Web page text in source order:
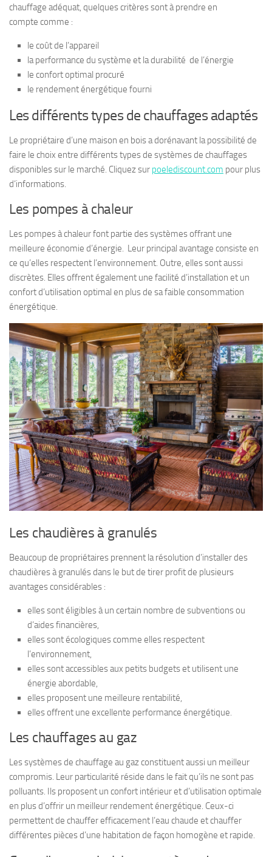
chauffage adéquat, quelques critères sont à prendre en
compte comme :
le coût de l’appareil
la performance du système et la durabilité de l’énergie
le confort optimal procuré
le rendement énergétique fourni
Les différents types de chauffages adaptés
Le propriétaire d’une maison en bois a dorénavant la possibilité de
faire le choix entre différents types de systèmes de chauffages
disponibles sur le marché. Cliquez sur poelediscount.com pour plus
d’informations.
Les pompes à chaleur
Les pompes à chaleur font partie des systèmes offrant une
meilleure économie d’énergie. Leur principal avantage consiste en
ce qu’elles respectent l’environnement. Outre, elles sont aussi
discrètes. Elles offrent également une facilité d’installation et un
confort d’utilisation optimal en plus de sa faible consommation
énergétique.
Les chaudières à granulés
Beaucoup de propriétaires prennent la résolution d’installer des
chaudières à granulés dans le but de tirer profit de plusieurs
avantages considérables :
elles sont éligibles à un certain nombre de subventions ou
d’aides financières,
elles sont écologiques comme elles respectent
l’environnement,
elles sont accessibles aux petits budgets et utilisent une
énergie abordable,
elles proposent une meilleure rentabilité,
elles offrent une excellente performance énergétique.
Les chauffages au gaz
Les systèmes de chauffage au gaz constituent aussi un meilleur
compromis. Leur particularité réside dans le fait qu’ils ne sont pas
polluants. Ils proposent un confort intérieur et d’utilisation optimale
en plus d’offrir un meilleur rendement énergétique. Ceux-ci
permettent de chauffer efficacement l’eau chaude et chauffer
différentes pièces d’une habitation de façon homogène et rapide.